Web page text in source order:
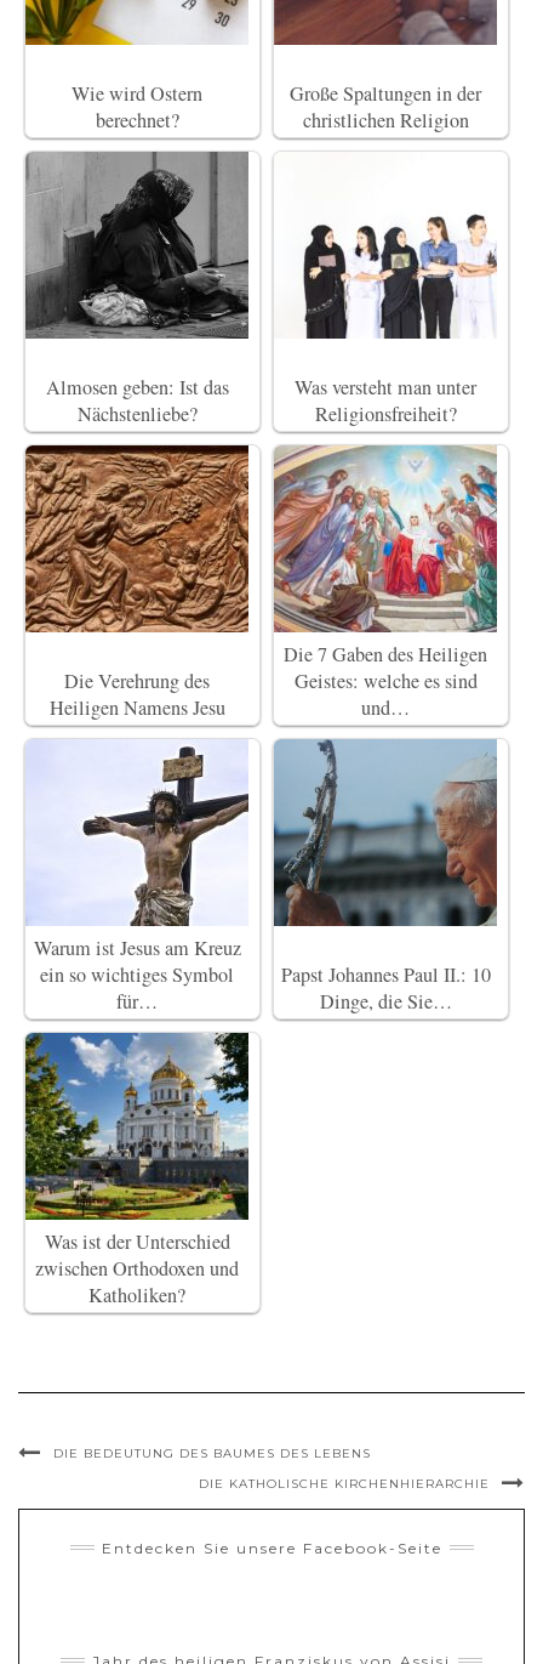
Wie wird Ostern
berechnet?
Große Spaltungen in der
christlichen Religion
Almosen geben: Ist das
Nächstenliebe?
Was versteht man unter
Religionsfreiheit?
Die Verehrung des
Heiligen Namens Jesu
Die 7 Gaben des Heiligen
Geistes: welche es sind
und…
Warum ist Jesus am Kreuz
ein so wichtiges Symbol
für…
Papst Johannes Paul II.: 10
Dinge, die Sie…
Was ist der Unterschied
zwischen Orthodoxen und
Katholiken?
DIE BEDEUTUNG DES BAUMES DES LEBENS
DIE KATHOLISCHE KIRCHENHIERARCHIE
Entdecken Sie unsere Facebook-Seite